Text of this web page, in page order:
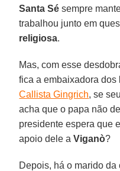
Santa Sé sempre
trabalhou junto em
religiosa.
Mas, com esse
fica a embaixadora dos
Callista Gingrich, se
acha que o papa não
presidente espera que
apoio dele aViganò?
Depois, há o marido da